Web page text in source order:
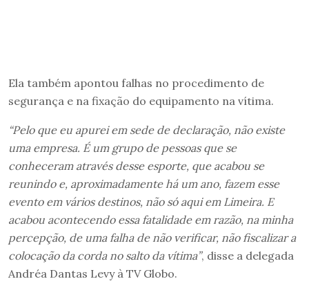
Ela também apontou falhas no procedimento de
segurança e na fixação do equipamento na vítima.
“Pelo que eu apurei em sede de declaração, não existe
uma empresa. É um grupo de pessoas que se
conheceram através desse esporte, que acabou se
reunindo e, aproximadamente há um ano, fazem esse
evento em vários destinos, não só aqui em Limeira. E
acabou acontecendo essa fatalidade em razão, na minha
percepção, de uma falha de não verificar, não fiscalizar a
colocação da corda no salto da vítima”, disse a delegada
Andréa Dantas Levy à TV Globo.